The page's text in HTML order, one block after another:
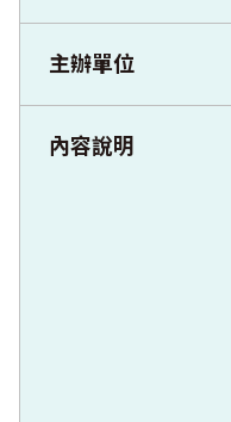
主辦單位
內容說明